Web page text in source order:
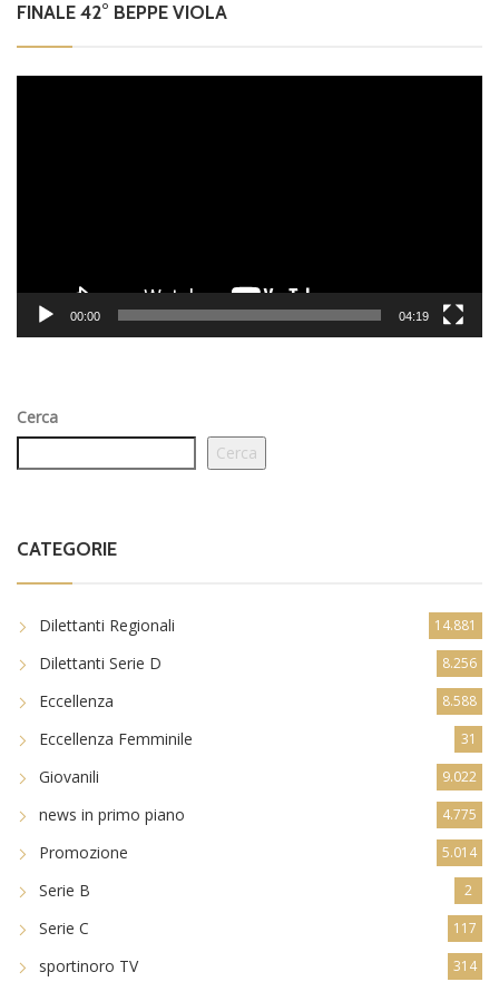
FINALE 42° BEPPE VIOLA
00:00 04:19
Cerca
Cerca
CATEGORIE
Dilettanti Regionali 14.881
Dilettanti Serie D 8.256
Eccellenza 8.588
Eccellenza Femminile 31
Giovanili 9.022
news in primo piano 4.775
Promozione 5.014
Serie B 2
Serie C 117
sportinoro TV 314